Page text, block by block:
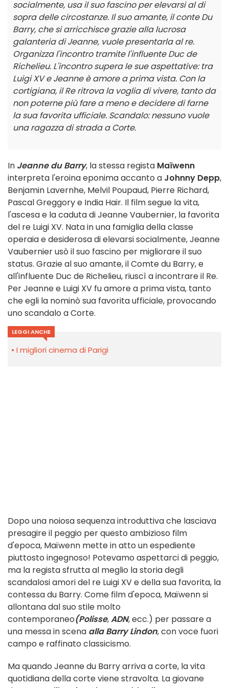
socialmente, usa il suo fascino per elevarsi al di
sopra delle circostanze. Il suo amante, il conte Du
Barry, che si arricchisce grazie alla lucrosa
galanteria di Jeanne, vuole presentarla al re.
Organizza l'incontro tramite l'influente Duc de
Richelieu. L'incontro supera le sue aspettative: tra
Luigi XV e Jeanne è amore a prima vista. Con la
cortigiana, il Re ritrova la voglia di vivere, tanto da
non poterne più fare a meno e decidere di farne
la sua favorita ufficiale. Scandalo: nessuno vuole
una ragazza di strada a Corte.
In Jeanne du Barry, la stessa regista Maïwenn
interpreta l'eroina eponima accanto a Johnny Depp,
Benjamin Lavernhe, Melvil Poupaud, Pierre Richard,
Pascal Greggory e India Hair. Il film segue la vita,
l'ascesa e la caduta di Jeanne Vaubernier, la favorita
del re Luigi XV. Nata in una famiglia della classe
operaia e desiderosa di elevarsi socialmente, Jeanne
Vaubernier usò il suo fascino per migliorare il suo
status. Grazie al suo amante, il Comte du Barry, e
all'influente Duc de Richelieu, riuscì a incontrare il Re.
Per Jeanne e Luigi XV fu amore a prima vista, tanto
che egli la nominò sua favorita ufficiale, provocando
uno scandalo a Corte.
LEGGI ANCHE
I migliori cinema di Parigi
Dopo una noiosa sequenza introduttiva che lasciava
presagire il peggio per questo ambizioso film
d'epoca, Maïwenn mette in atto un espediente
piuttosto ingegnoso! Potevamo aspettarci di peggio,
ma la regista sfrutta al meglio la storia degli
scandalosi amori del re Luigi XV e della sua favorita, la
contessa du Barry. Come film d'epoca, Maïwenn si
allontana dal suo stile molto
contemporaneo(Polisse,ADN, ecc.) per passare a
una messa in scena alla Barry Lindon, con voce fuori
campo e raffinato classicismo.
Ma quando Jeanne du Barry arriva a corte, la vita
quotidiana della corte viene stravolta. La giovane